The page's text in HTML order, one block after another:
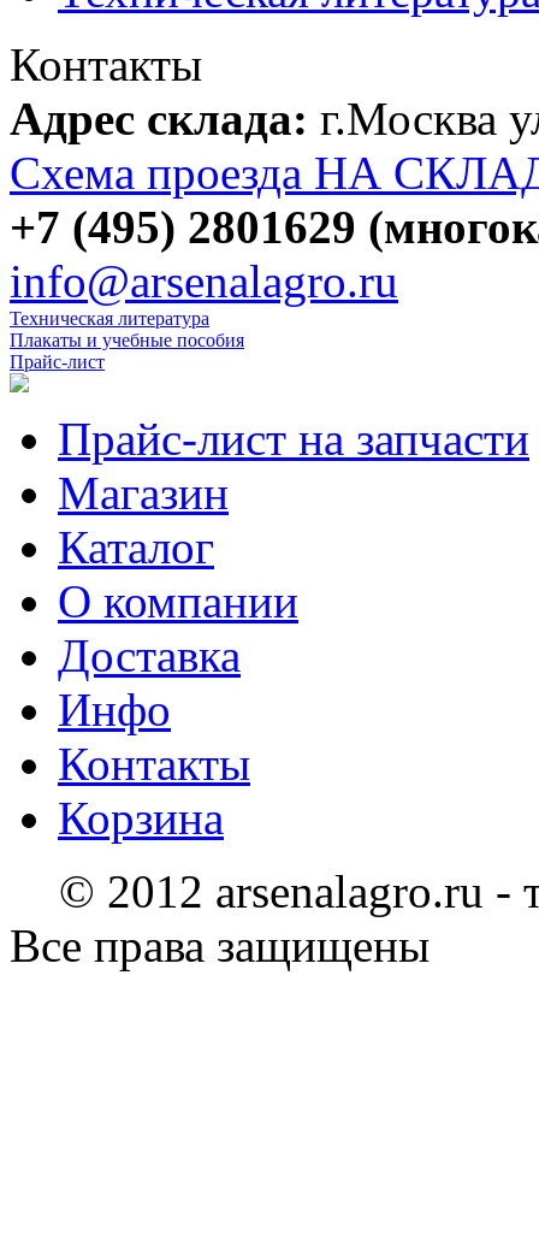
Контакты
Адрес склада: г.Москва
Схема проезда НА
+7 (495) 2801629
info@arsenalagro.ru
Техническая литература
Плакаты и учебные пособия
Прайс-лист
Прайс-лист на запчасти
Магазин
Каталог
О компании
Доставка
Инфо
Контакты
Корзина
© 2012 arsenalagro.ru -
Все права защищены